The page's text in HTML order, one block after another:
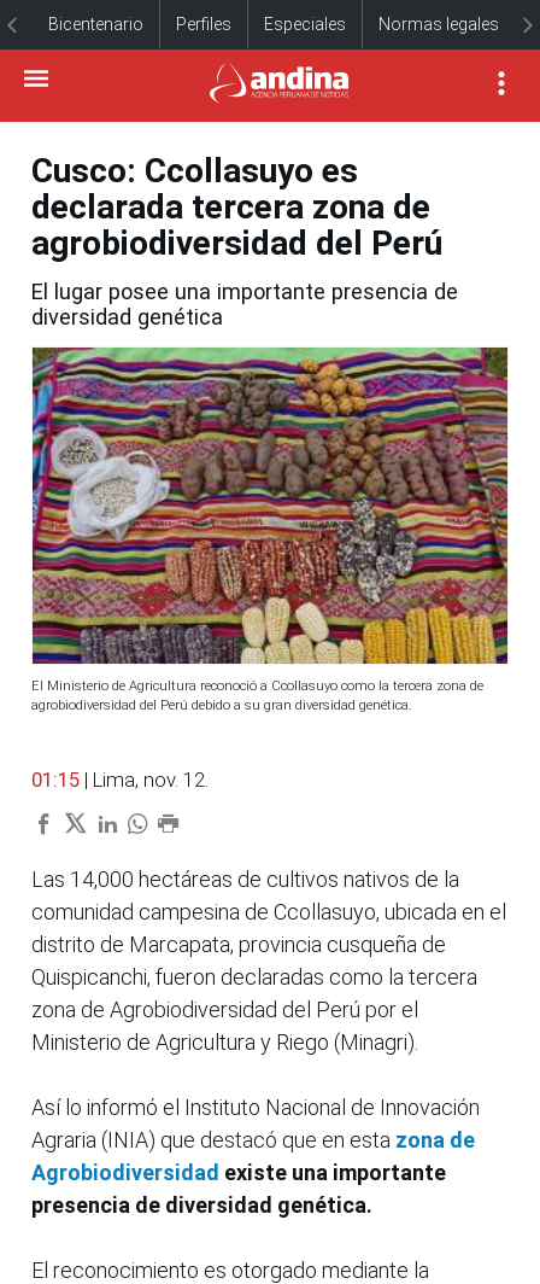
Bicentenario Perfiles Especiales Normas legales
Cusco: Ccollasuyo es
declarada tercera zona de
agrobiodiversidad del Perú
El lugar posee una importante presencia de
diversidad genética
El Ministerio de Agricultura reconoció a Ccollasuyo como la tercera zona de
agrobiodiversidad del Perú debido a su gran diversidad genética.
01:15 | Lima, nov. 12.
Las 14,000 hectáreas de cultivos nativos de la
comunidad campesina de Ccollasuyo, ubicada en el
distrito de Marcapata, provincia cusqueña de
Quispicanchi, fueron declaradas como la tercera
zona de Agrobiodiversidad del Perú por el
Ministerio de Agricultura y Riego (Minagri).
Así lo informó el Instituto Nacional de Innovación
Agraria (INIA) que destacó que en esta zona de
Agrobiodiversidad existe una importante
presencia de diversidad genética.
El reconocimiento es otorgado mediante la